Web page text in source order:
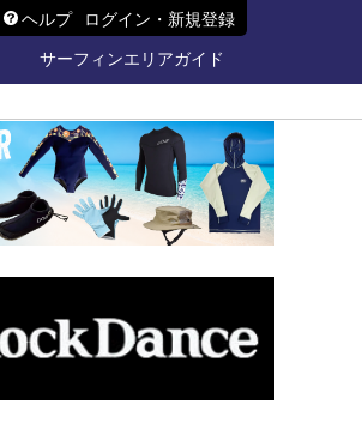
ヘルプ ログイン・新規登録
サーフィンエリアガイド